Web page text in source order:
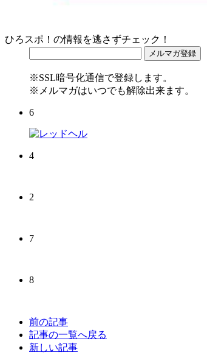
ひろスポ！の情報を逃さずチェック！
※SSL暗号化通信で登録します。
※メルマガはいつでも解除出来ます。
6
4
2
7
8
前の記事
記事の一覧へ戻る
新しい記事